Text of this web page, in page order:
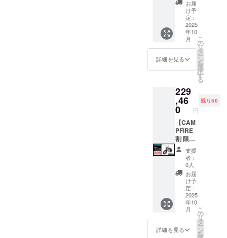
行事業
者登録
番号：
あり ※
適格請
求書発
行事業
者登録
番号の
あるイ
ンボイ
スが必
要な場
合は、
実行者
に直接
お問合
せくだ
さい。
状況、
使用部
材の供
給状
況、製
造工程
上の都
合等に
より出
が遅れ
る場合
があり
ます。
●原動機
付自転
車販売
証明書
を含む
●適格請
求書発
行事業
者登録
番号：
あり ※
適格請
求書発
行事業
者登録
する必
要があ
りま
す。 ※
製品の
品質向
上と改
良によ
り、デ
ン・仕
様は変
更にな
る可能
性もご
ざいま
す。
ご了承
くださ
い。 ※
ご注文
状況、
使用部
材の供
給状
況、製
造工程
上の都
合等に
ページ
にて追
加の離
島送料
11,000
円(税込
み)をお
払う必
要があ
す。ご
注意く
ださ
い。 ※
組立完
成車の
お届け
はオー
プショ
ンで別
に購入
する必
要があ
りま
す。 ※
製品の
品質向
上と改
良によ
す。 ※
離島
（北海
道、沖
縄、離
島在住
の方向
け）の
追加送
CAMPF
IREをご
注文さ
れた
後、商
品を発
送する
一週間
前に弊
社の
ホーム
ページ
にて追
加の離
島送料
11,000
円(税込
み)をお
払う必
に変更
できま
す。) ●
一般販
売予定
価格：
387,800
円の
42%OF
り(ハン
ドル
バーと
前輪の
取付け
が必要)
での送
料
18,800
円を含
んだ金
額で
す。 ※
離島
（北海
道、沖
縄、離
島在住
の方向
バイク
原付二
1000W
モデル
×1台 ●
カ
ラー：
ブラッ
ク (サド
ル色は
ブラッ
クにな
りま
す。
オープ
ション
でブラ
ウン色
に変更
できま
す。) ●
一般販
売予定
価格：
387,800
円の
お届
け予
定：
2025
年10
月
詳細を見る
こ
の
リ
タ
ー
ン
を
選
択
す
る
229
,46
0 円
残り50
【CAM
PFIRE
割 限定
50台】
●イープ
ラスミ
ライ
RHINO
バイク
原付一
種500W
モデル
×1台 ●
カ
支援
者：
0人
お届
け予
定：
2025
年10
月
詳細を見る
こ
の
リ
タ
ー
ン
を